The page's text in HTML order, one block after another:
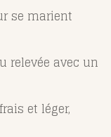
se marient
relevée avec un
et léger,